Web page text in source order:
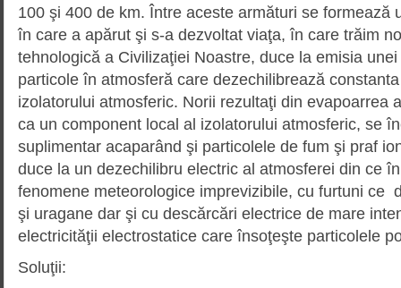
100 şi 400 de km. Între aceste armături se formează
în care a apărut şi s-a dezvoltat viaţa, în care trăim
tehnologică a Civilizaţiei Noastre, duce la emisia
particole în atmosferă care dezechilibrează
izolatorului atmosferic. Norii rezultaţi din evapoarrea
ca un component local al izolatorului atmosferic, se
suplimentar acaparând şi particolele de fum şi praf
duce la un dezechilibru electric al atmosferei din ce
fenomene meteorologice imprevizibile, cu furtuni ce
şi uragane dar şi cu descărcări electrice de mare
electricităţii electrostatice care însoţeşte particolele
Soluţii: